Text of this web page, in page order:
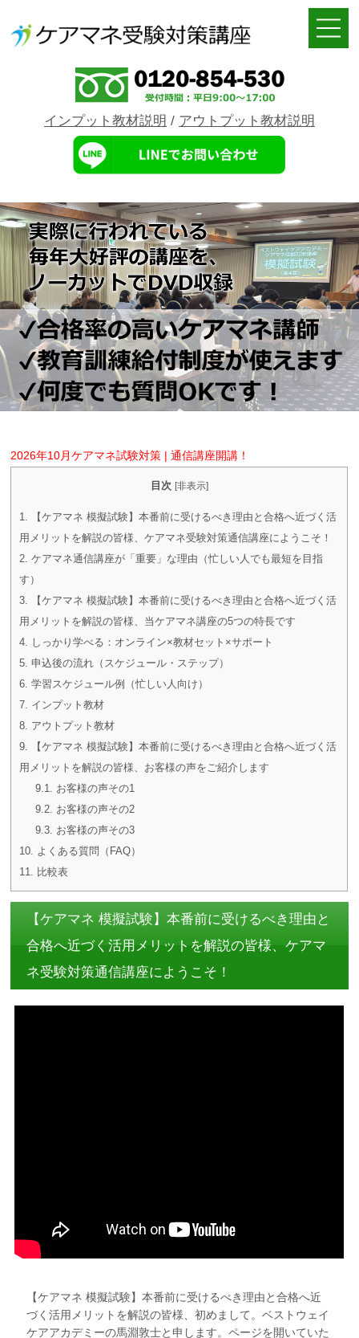
インプット教材説明 / アウトプット教材説明
2026年10月ケアマネ試験対策 | 通信講座開講！
目次 [非表示]
1. 【ケアマネ 模擬試験】本番前に受けるべき理由と合格へ近づく活
用メリットを解説の皆様、ケアマネ受験対策通信講座にようこそ！
2. ケアマネ通信講座が「重要」な理由（忙しい人でも最短を目指
す）
3. 【ケアマネ 模擬試験】本番前に受けるべき理由と合格へ近づく活
用メリットを解説の皆様、当ケアマネ講座の5つの特長です
4. しっかり学べる：オンライン×教材セット×サポート
5. 申込後の流れ（スケジュール・ステップ）
6. 学習スケジュール例（忙しい人向け）
7. インプット教材
8. アウトプット教材
9. 【ケアマネ 模擬試験】本番前に受けるべき理由と合格へ近づく活
用メリットを解説の皆様、お客様の声をご紹介します
9.1. お客様の声その1
9.2. お客様の声その2
9.3. お客様の声その3
10. よくある質問（FAQ）
11. 比較表
【ケアマネ 模擬試験】本番前に受けるべき理由と
合格へ近づく活用メリットを解説の皆様、ケアマ
ネ受験対策通信講座にようこそ！
【ケアマネ 模擬試験】本番前に受けるべき理由と合格へ近
づく活用メリットを解説の皆様、初めまして。ベストウェイ
ケアアカデミーの馬淵敦士と申します。ページを開いていた